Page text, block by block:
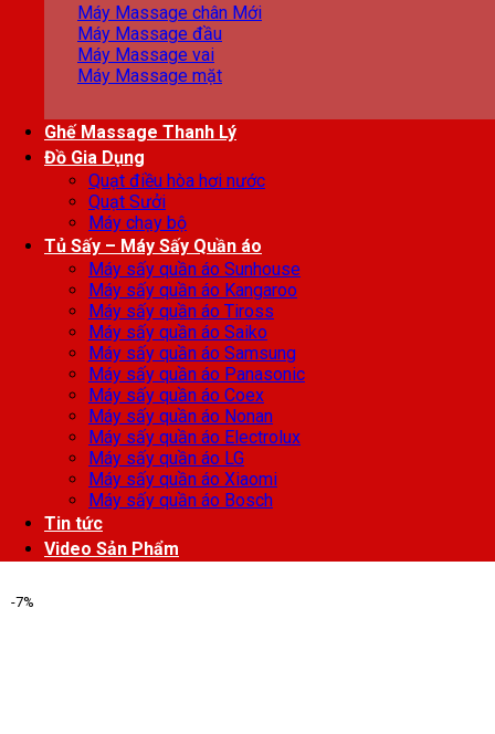
Máy Massage chân
Máy Massage đầu
Máy Massage vai
Máy Massage mặt
Ghế Massage Thanh Lý
Đồ Gia Dụng
Quạt điều hòa hơi nước
Quạt Sưởi
Máy chạy bộ
Tủ Sấy – Máy Sấy Quần áo
Máy sấy quần áo Sunhouse
Máy sấy quần áo Kangaroo
Máy sấy quần áo Tiross
Máy sấy quần áo Saiko
Máy sấy quần áo Samsung
Máy sấy quần áo Panasonic
Máy sấy quần áo Coex
Máy sấy quần áo Nonan
Máy sấy quần áo Electrolux
Máy sấy quần áo LG
Máy sấy quần áo Xiaomi
Máy sấy quần áo Bosch
Tin tức
Video Sản Phẩm
-7%